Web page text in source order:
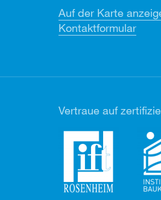
Auf der Karte
Kontaktformular
Vertraue auf